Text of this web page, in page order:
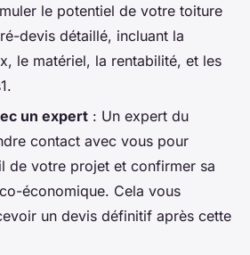
le potentiel de votre toiture
devis détaillé, incluant la
le matériel, la rentabilité, et les
un expert : Un expert du
contact avec vous pour
de votre projet et confirmer sa
économique. Cela vous
un devis définitif après cette